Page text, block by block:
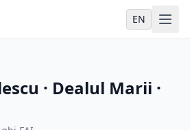
EN
· Dealul Marii ·